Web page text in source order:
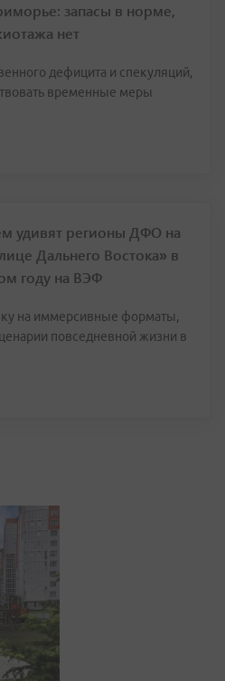
запасы в норме,
нет
дефицита и спекуляций,
временные меры
удивят регионы ДФО на
Дальнего Востока» в
году на ВЭФ
на иммерсивные форматы,
повседневной жизни в